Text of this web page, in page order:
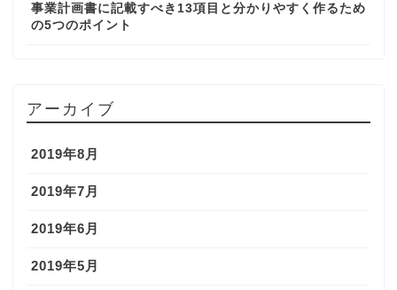
事業計画書に記載すべき13項目と分かりやすく作るため
の5つのポイント
アーカイブ
2019年8月
2019年7月
2019年6月
2019年5月